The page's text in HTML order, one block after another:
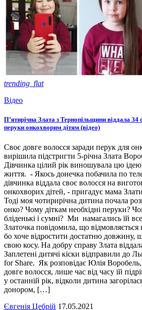
trending_flat
Відео
П’ятирічна Злата з Тернопільщини віддала 34
перуки онкохворим дітям (відео)
Своє довге волосся заради перук для
вирішила підстригти 5-річна Злата
Дівчинка цілий рік виношувала цю ідею
життя. - Якось донечка побачила по
дівчинка віддала своє волосся на
онкохворих дітей, - пригадує мама
Тоді моя чотирирічна дитина почала
онко? Чому діткам необхідні перуки?
бліденькі і сумні? Ми намагались їй
Златочка повідомила, що відмовляється
бо хоче відростити достатню довжину,
свою косу. На добру справу Злата
Заплетені дитячі кіски відправили до
for Share. Як розповідає Юлія Воробель,
довге волосся, лише час від часу їй
у останній рік, відколи дитина
донором, […]
Євгенія Цебрій 17.05.2021